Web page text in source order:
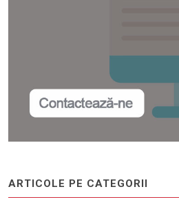
ARTICOLE PE CATEGORII